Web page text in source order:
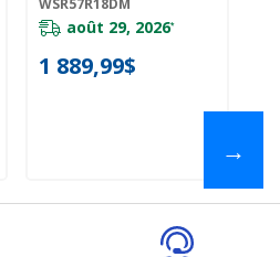
Po - 18 Pi Cu
WSR57R18DM
WSR57R18DM
août 29, 2026*
1 889,99$
→